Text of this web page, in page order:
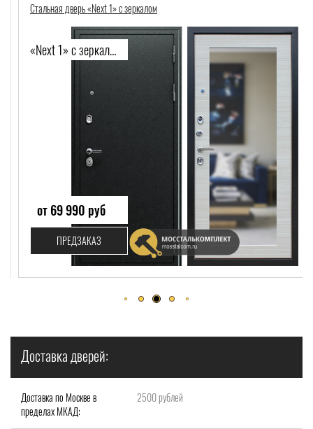
Стальная дверь «Next 1» с зеркалом
«Next 1» с зеркалом-560
от 69 990 руб
ПРЕДЗАКАЗ
Доставка дверей:
Доставка по Москве в
пределах МКАД:
2500 рублей